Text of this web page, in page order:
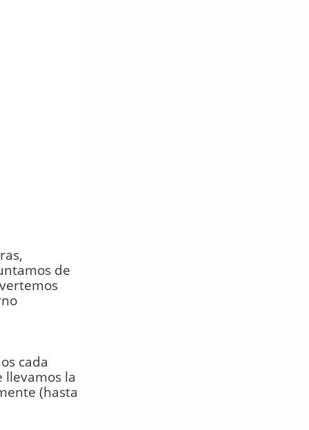
de
cada
la
(hasta